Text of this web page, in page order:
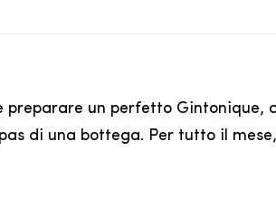
un perfetto Gintonique,
di una bottega. Per tutto il